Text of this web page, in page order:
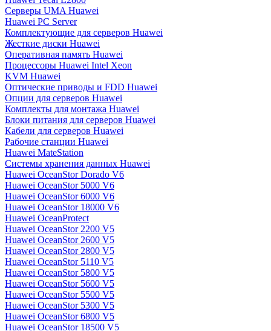
Серверы UMA Huawei
Huawei PC Server
Комплектующие для серверов Huawei
Жесткие диски Huawei
Оперативная память Huawei
Процессоры Huawei Intel Xeon
KVM Huawei
Оптические приводы и FDD Huawei
Опции для серверов Huawei
Комплекты для монтажа Huawei
Блоки питания для серверов Huawei
Кабели для серверов Huawei
Рабочие станции Huawei
Huawei MateStation
Системы хранения данных Huawei
Huawei OceanStor Dorado V6
Huawei OceanStor 5000 V6
Huawei OceanStor 6000 V6
Huawei OceanStor 18000 V6
Huawei OceanProtect
Huawei OceanStor 2200 V5
Huawei OceanStor 2600 V5
Huawei OceanStor 2800 V5
Huawei OceanStor 5110 V5
Huawei OceanStor 5800 V5
Huawei OceanStor 5600 V5
Huawei OceanStor 5500 V5
Huawei OceanStor 5300 V5
Huawei OceanStor 6800 V5
Huawei OceanStor 18500 V5